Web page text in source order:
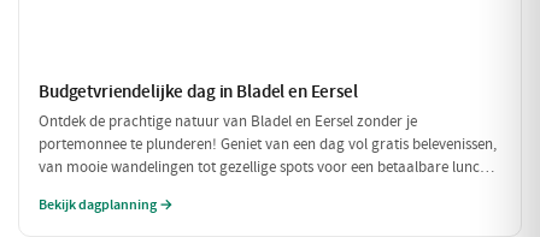
Budgetvriendelijke dag in Bladel en Eersel
Ontdek de prachtige natuur van Bladel en Eersel zonder je
portemonnee te plunderen! Geniet van een dag vol gratis belevenissen,
van mooie wandelingen tot gezellige spots voor een betaalbare lunch.
zonder dat je veel hoeft uit te geven.
Bekijk dagplanning →